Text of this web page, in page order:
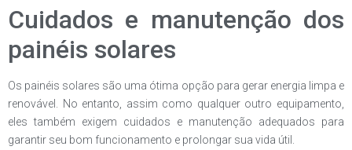
Cuidados e manutenção dos
painéis solares
Os painéis solares são uma ótima opção para gerar energia limpa e
renovável. No entanto, assim como qualquer outro equipamento,
eles também exigem cuidados e manutenção adequados para
garantir seu bom funcionamento e prolongar sua vida útil.